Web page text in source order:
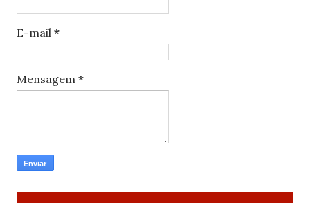
E-mail *
Mensagem *